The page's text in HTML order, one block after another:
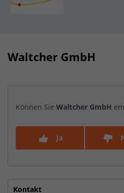
Waltcher GmbH
Können Sie Waltcher GmbH
Ja
Kontakt